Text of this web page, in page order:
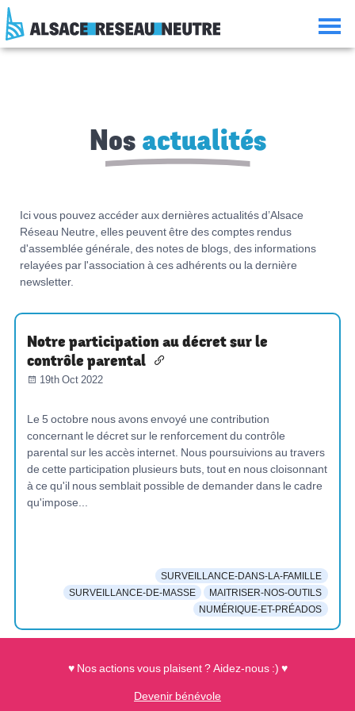
Aller
au
contenu
Aller
la
Aller
la
Consulter
le
plan
Nos actualités
Ici vous pouvez accéder aux dernières actualités d’Alsace
Réseau Neutre, elles peuvent être des comptes rendus
d'assemblée générale, des notes de blogs, des informations
relayées par l'association à ces adhérents ou la dernière
newsletter.
Notre participation au décret sur le
contrôle parental
19th Oct 2022
Le 5 octobre nous avons envoyé une contribution
concernant le décret sur le renforcement du contrôle
parental sur les accès internet. Nous poursuivions au travers
de cette participation plusieurs buts, tout en nous cloisonnant
à ce qu'il nous semblait possible de demander dans le cadre
qu'impose...
SURVEILLANCE-DANS-LA-FAMILLE
SURVEILLANCE-DE-MASSE
MAITRISER-NOS-OUTILS
NUMÉRIQUE-ET-PRÉADOS
♥ Nos actions vous plaisent ? Aidez-nous :) ♥
Devenir bénévole